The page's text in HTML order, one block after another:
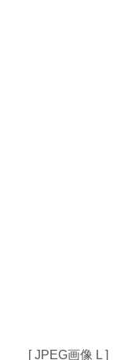
[ JPEG画像 L ]